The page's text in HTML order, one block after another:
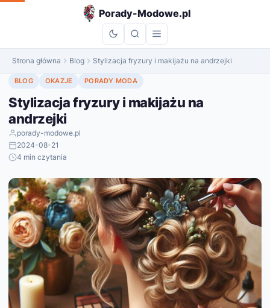
do
Porady-Modowe.pl
Strona główna Blog Stylizacja fryzury i makijażu na andrzejki
BLOG OKAZJE PORADY MODA
Stylizacja fryzury i makijażu na
andrzejki
porady-modowe.pl
2024-08-21
4 min czytania